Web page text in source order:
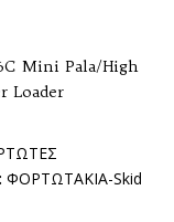
Mini Pala/High
Loader
ΦΟΡΤΩΤΑΚΙΑ-Skid